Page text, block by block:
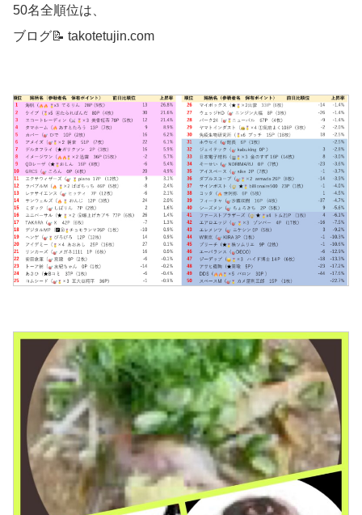
50名全順位は、
ブログ📝 takotetujin.com